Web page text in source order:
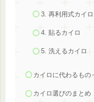
3. 再利用式カイロ
4. 貼るカイロ
5. 洗えるカイロ
カイロに代わるもの
カイロ選びのまとめ